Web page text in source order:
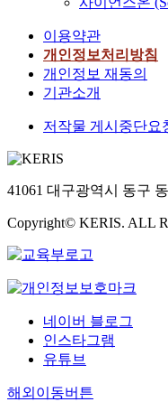
이용약관
개인정보처리방침
개인정보 재동의
기관소개
저작물 게시중단요
41061 대구광역시 동구
Copyright© KERIS. ALL
네이버 블로그
인스타그램
유튜브
해외이동버튼